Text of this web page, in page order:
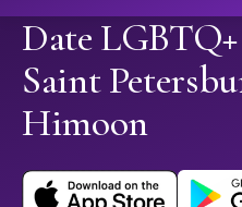
Date
Saint
Himoon